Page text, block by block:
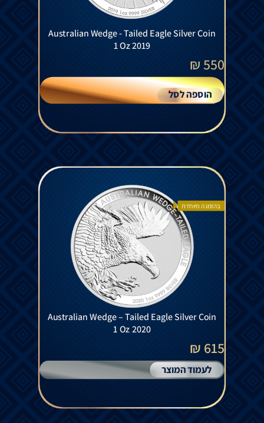
Australian Wedge - Tailed Eagle Silver Coin
1 Oz 2019
550
₪
הוספה לסל
בהזמנה מיוחדת
Australian Wedge – Tailed Eagle Silver Coin
1 Oz 2020
615 ₪
לעמוד המוצר